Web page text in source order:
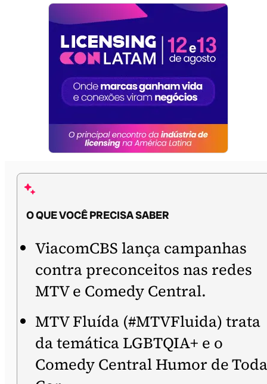
O QUE VOCÊ PRECISA SABER
ViacomCBS lança campanhas
contra preconceitos nas redes
MTV e Comedy Central.
MTV Fluída (#MTVFluida) trata
da temática LGBTQIA+ e o
Comedy Central Humor de Toda